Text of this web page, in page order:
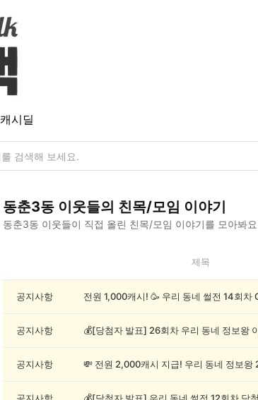
캐시딜
동춘3동 이웃들의 친목/모임 이야기
동춘3동 이웃들이 직접 올린 친목/모임 이야기를 모아봐요
3
제목
공지사항
공지사항
공지사항